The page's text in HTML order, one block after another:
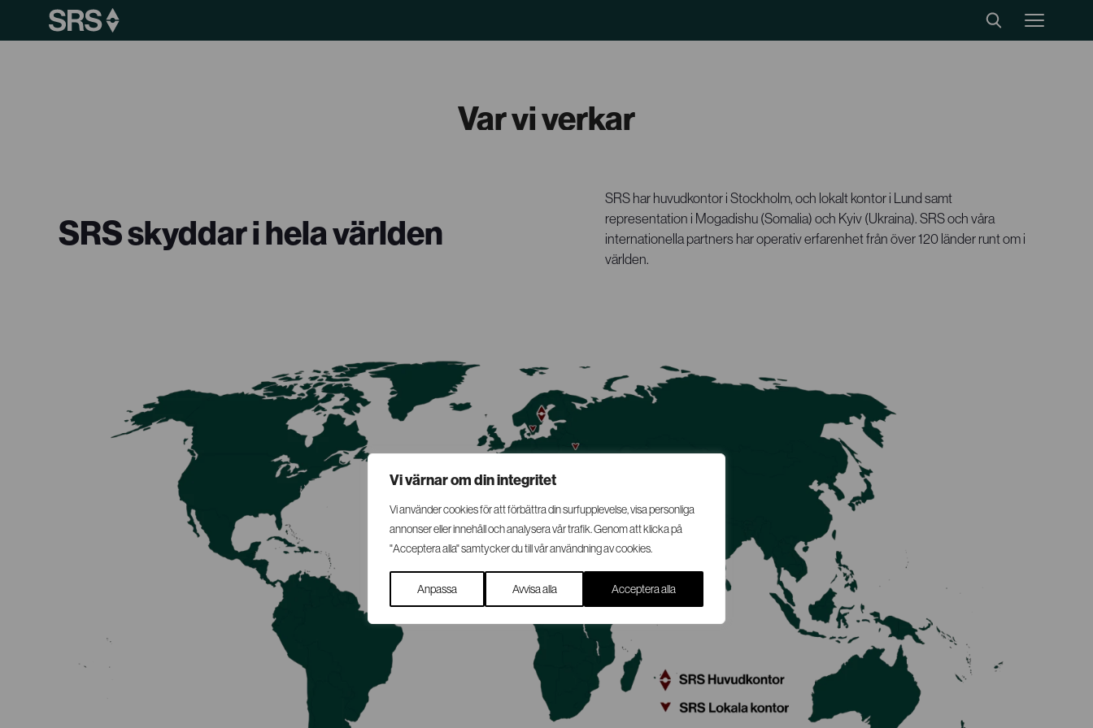
Vi värnar om din integritet
Vi använder cookies för att förbättra din surfupplevelse, visa personliga
annonser eller innehåll och analysera vår trafik. Genom att klicka på
"Acceptera alla" samtycker du till vår användning av cookies.
Anpassa Avvisa alla Acceptera alla
Var vi verkar
SRS skyddar i hela världen
SRS har huvudkontor i Stockholm, och lokalt kontor i Lund samt
representation i Mogadishu (Somalia) och Kyiv (Ukraina). SRS och våra
internationella partners har operativ erfarenhet från över 120 länder runt om i
världen.